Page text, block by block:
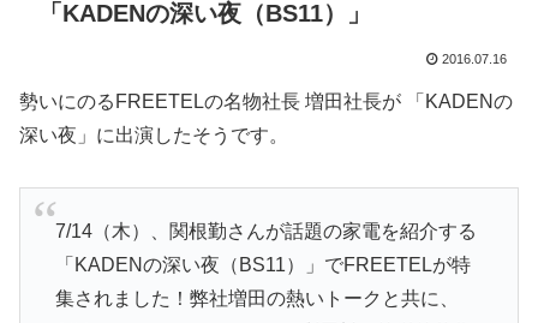
「KADENの深い夜（BS11）」
2016.07.16
勢いにのるFREETELの名物社長 増田社長が 「KADENの
深い夜」に出演したそうです。
7/14（木）、関根勤さんが話題の家電を紹介する
「KADENの深い夜（BS11）」でFREETELが特
集されました！弊社増田の熱いトークと共に、